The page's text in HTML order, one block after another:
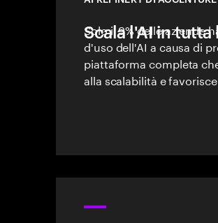
Scala l'AI in tutta
Solo il 9% delle aziende
d'uso dell'AI a causa di
piattaforma completa
alla scalabilità e